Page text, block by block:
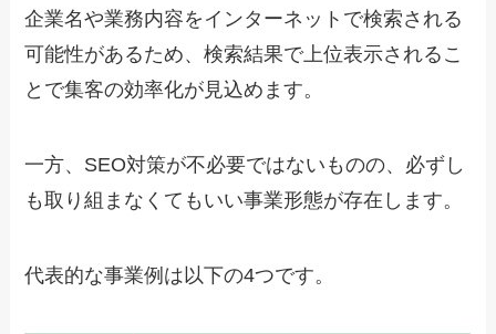
企業名や業務内容をインターネットで検索される
可能性があるため、検索結果で上位表示されるこ
とで集客の効率化が見込めます。
一方、SEO対策が不必要ではないものの、必ずし
も取り組まなくてもいい事業形態が存在します。
代表的な事業例は以下の4つです。